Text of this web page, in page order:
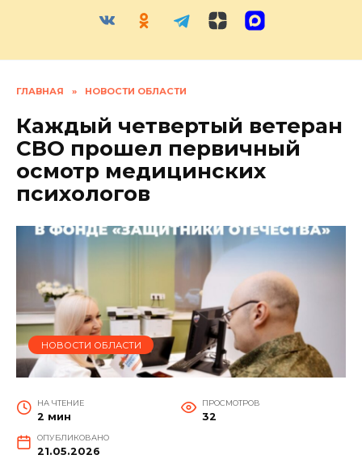
ГЛАВНАЯ » НОВОСТИ ОБЛАСТИ
Каждый четвертый ветеран
СВО прошел первичный
осмотр медицинских
психологов
НОВОСТИ ОБЛАСТИ
НА ЧТЕНИЕ
2 мин
ПРОСМОТРОВ
32
ОПУБЛИКОВАНО
21.05.2026